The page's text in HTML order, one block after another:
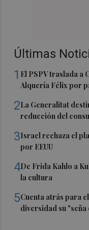
Últimas
1 El PSPV traslada a
Alquería Félix por
2La Generalitat
reducción del
3Israel rechaza el
por EEUU
4De Frida Kahlo a
la cultura
5Cuenta atrás para
diversidad su